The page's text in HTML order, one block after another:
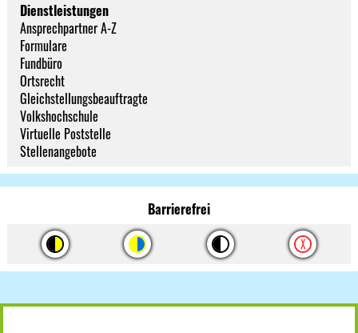
Dienstleistungen
Ansprechpartner A-Z
Formulare
Fundbüro
Ortsrecht
Gleichstellungsbeauftragte
Volkshochschule
Virtuelle Poststelle
Stellenangebote
Barrierefrei